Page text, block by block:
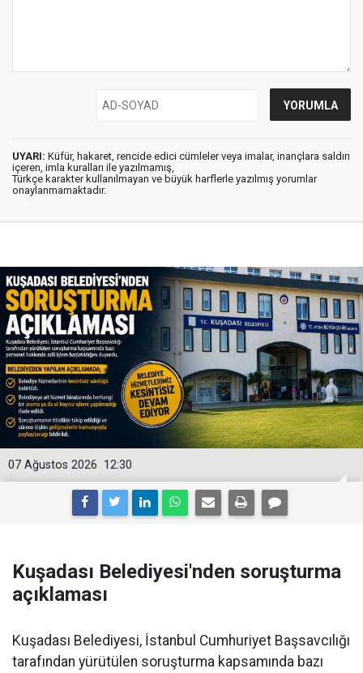
UYARI: Küfür, hakaret, rencide edici cümleler veya imalar, inançlara saldırı
içeren, imla kuralları ile yazılmamış,
Türkçe karakter kullanılmayan ve büyük harflerle yazılmış yorumlar
onaylanmamaktadır.
12:30
07 Ağustos 2026
Kuşadası Belediyesi'nden soruşturma
açıklaması
Kuşadası Belediyesi, İstanbul Cumhuriyet Başsavcılığı
tarafından yürütülen soruşturma kapsamında bazı